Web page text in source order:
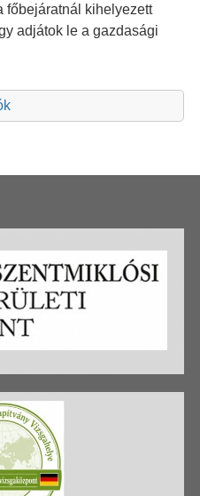
főbejáratnál kihelyezett
adjátok le a gazdasági